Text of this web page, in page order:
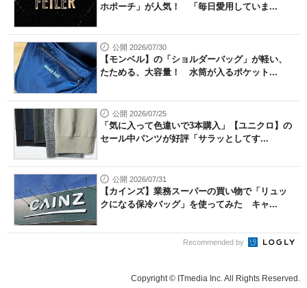
ホポーチ」が人気！ 「毎日愛用していま...
公開 2026/07/30
【モンベル】の「ショルダーバッグ」が軽い、
たためる、大容量！ 水筒が入るポケット...
公開 2026/07/25
「気に入って色違いで3本購入」【ユニクロ】の
セール中パンツが好評「サラッとしてす...
公開 2026/07/31
【カインズ】業務スーパーの買い物で「リュッ
クになる保冷バッグ」を使ってみた キャ...
Recommended by
Copyright © ITmedia Inc. All Rights Reserved.